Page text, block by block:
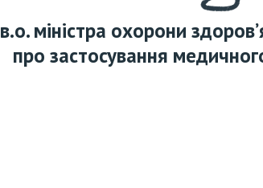
в.о. міністра охорони
про застосування